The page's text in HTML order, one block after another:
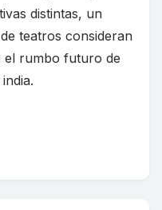
distintas, un
teatros consideran
el rumbo futuro de